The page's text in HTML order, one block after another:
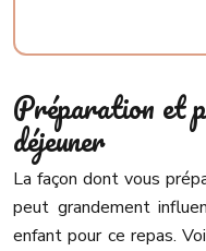
Préparation et
déjeuner
La façon dont vous
peut grandement
enfant pour ce repas.